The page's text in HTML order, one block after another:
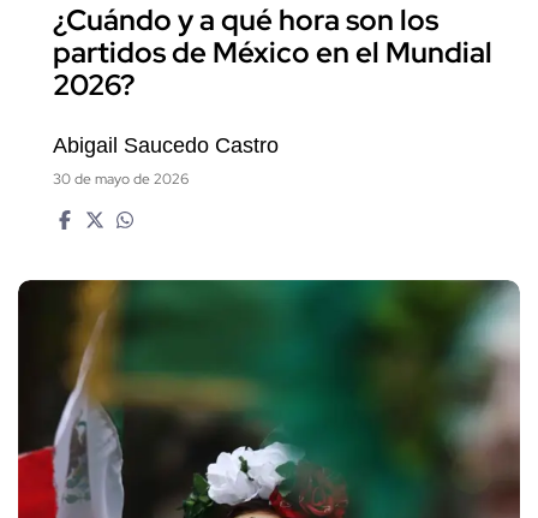
¿Cuándo y a qué hora son los
partidos de México en el Mundial
2026?
Abigail Saucedo Castro
30 de mayo de 2026